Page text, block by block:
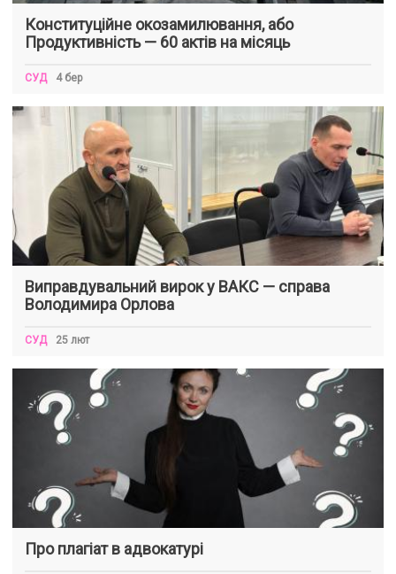
Конституційне окозамилювання, або
Продуктивність — 60 актів на місяць
СУД 4 бер
Виправдувальний вирок у ВАКС — справа
Володимира Орлова
СУД 25 лют
Про плагіат в адвокатурі